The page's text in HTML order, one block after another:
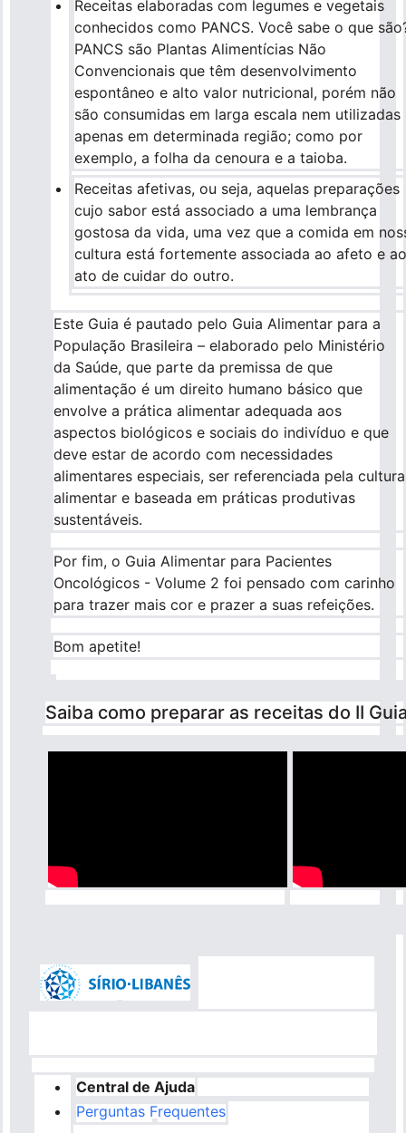
Receitas elaboradas com legumes e vegetais
conhecidos como PANCS. Você sabe o que
PANCS são Plantas Alimentícias Não
Convencionais que têm desenvolvimento
espontâneo e alto valor nutricional, porém não
são consumidas em larga escala nem utilizadas
apenas em determinada região; como por
exemplo, a folha da cenoura e a taioba.
Receitas afetivas, ou seja, aquelas preparações
cujo sabor está associado a uma lembrança
gostosa da vida, uma vez que a comida em
cultura está fortemente associada ao afeto e ao
ato de cuidar do outro.
Este Guia é pautado pelo Guia Alimentar para a
População Brasileira – elaborado pelo Ministério
da Saúde, que parte da premissa de que
alimentação é um direito humano básico que
envolve a prática alimentar adequada aos
aspectos biológicos e sociais do indivíduo e que
deve estar de acordo com necessidades
alimentares especiais, ser referenciada pela cultura
alimentar e baseada em práticas produtivas
sustentáveis.
Por fim, o Guia Alimentar para Pacientes
Oncológicos - Volume 2 foi pensado com carinho
para trazer mais cor e prazer a suas refeições.
Bom apetite!
Saiba como preparar as receitas do II
Central de Ajuda
Perguntas Frequentes